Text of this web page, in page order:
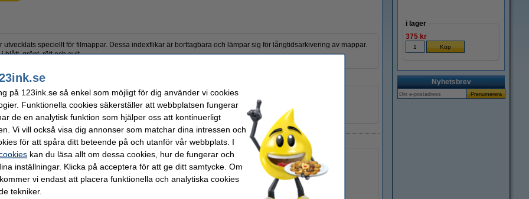
utvecklats speciellt för filmappar. Dessa indexflikar är borttagbara och lämpar sig för långtidsarkivering av mappar.
blått, grönt, rött och gult.
it Mått:
Färg:
Antal flikar: 4 x 6 flikar
ofta även dessa produkter!
i lager
375 kr
Nyhetsbrev
på 123ink.se så enkel som möjligt för dig använder vi cookies
Funktionella cookies säkerställer att webbplatsen fungerar
de en analytisk funktion som hjälper oss att kontinuerligt
Vi vill också visa dig annonser som matchar dina intressen och
för att spåra ditt beteende på och utanför vår webbplats. I
kan du läsa allt om dessa cookies, hur de fungerar och
inställningar. Klicka på acceptera för att ge ditt samtycke. Om
vi endast att placera funktionella och analytiska cookies
tekniker.